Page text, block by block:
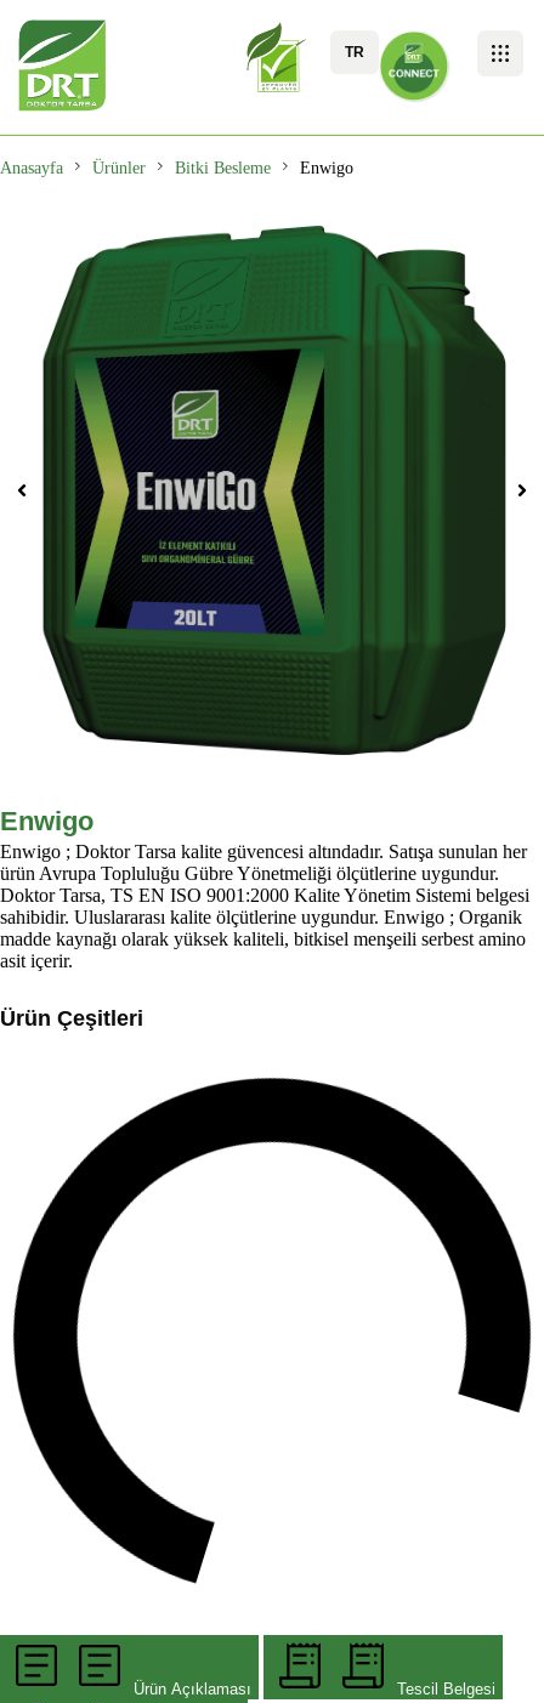
TR
Anasayfa Ürünler Bitki Besleme Enwigo
Enwigo
Enwigo ; Doktor Tarsa kalite güvencesi altındadır. Satışa sunulan her
ürün Avrupa Topluluğu Gübre Yönetmeliği ölçütlerine uygundur.
Doktor Tarsa, TS EN ISO 9001:2000 Kalite Yönetim Sistemi belgesi
sahibidir. Uluslararası kalite ölçütlerine uygundur. Enwigo ; Organik
madde kaynağı olarak yüksek kaliteli, bitkisel menşeili serbest amino
asit içerir.
Ürün Çeşitleri
Ürün Açıklaması Tescil Belgesi